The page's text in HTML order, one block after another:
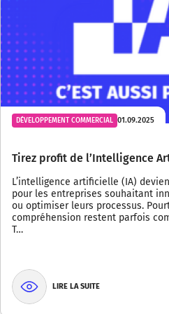
DÉVELOPPEMENT COMMERCIAL 01.09.2025
Tirez profit de l’Intelligence
L’intelligence artificielle (IA)
pour les entreprises souhaitant
ou optimiser leurs processus.
compréhension restent parfois
T…
LIRE LA SUITE